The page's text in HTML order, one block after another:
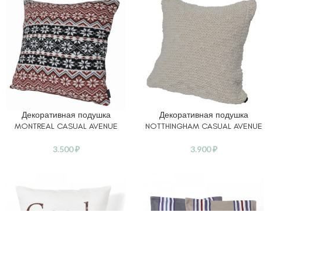
В КОРЗИНУ
Декоративная подушка
MONTREAL CASUAL AVENUE
3.500₽
В КОРЗИНУ
Декоративная подушка
NOTTHINGHAM CASUAL AVENUE
3.900₽